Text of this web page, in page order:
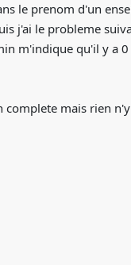
le prenom d'un
j'ai le probleme
m'indique qu'il y a 0
complete mais rien